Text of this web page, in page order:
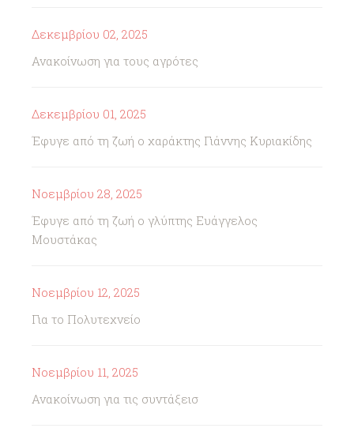
Δεκεμβρίου 02, 2025
Ανακοίνωση για τους αγρότες
Δεκεμβρίου 01, 2025
Έφυγε από τη ζωή ο χαράκτης Γιάννης Κυριακίδης
Νοεμβρίου 28, 2025
Έφυγε από τη ζωή ο γλύπτης Ευάγγελος
Μουστάκας
Νοεμβρίου 12, 2025
Για το Πολυτεχνείο
Νοεμβρίου 11, 2025
Ανακοίνωση για τις συντάξεισ